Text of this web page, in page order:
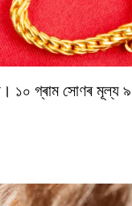
১০ গ্ৰাম সোণৰ মূল্য